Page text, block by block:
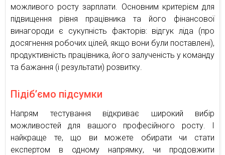
можливого росту зарплати. Основним критерієм для
підвищення рівня працівника та його фінансової
винагороди є сукупність факторів: відгук ліда (про
досягнення робочих цілей, якщо вони були поставлені),
продуктивність працівника, його залученість у команду
та бажання (і результати) розвитку.
Підіб’ємо підсумки
Напрям тестування відкриває широкий вибір
можливостей для вашого професійного росту. І
найкраще те, що ви можете обирати чи стати
експертом в одному напрямку, чи продовжити